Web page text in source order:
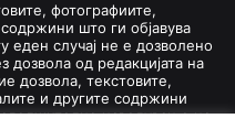
фотографиите,
што ги објавува
еден случај не е дозволено
од редакцијата на
дозвола, текстовите,
и другите содржини
наведување на